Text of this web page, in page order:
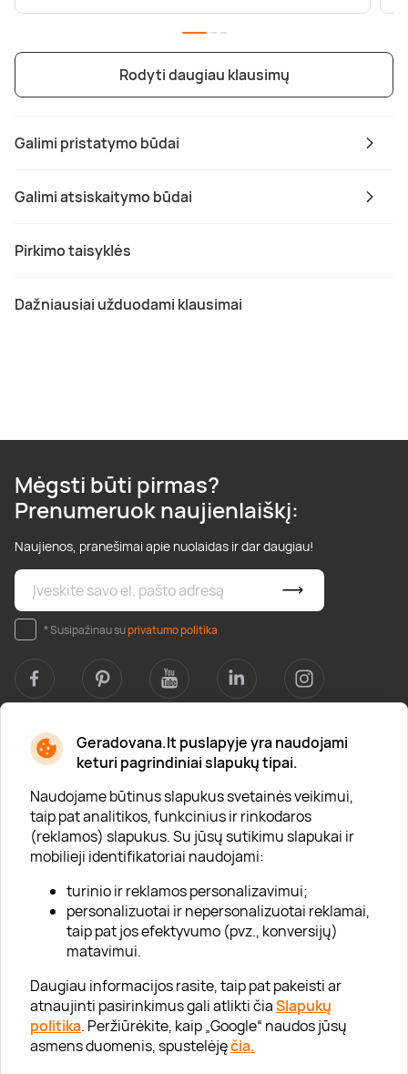
Geradovana.lt puslapyje yra naudojami
keturi pagrindiniai slapukų tipai.
Naudojame būtinus slapukus svetainės veikimui,
taip pat analitikos, funkcinius ir rinkodaros
(reklamos) slapukus. Su jūsų sutikimu slapukai ir
mobilieji identifikatoriai naudojami:
turinio ir reklamos personalizavimui;
personalizuotai ir nepersonalizuotai reklamai,
taip pat jos efektyvumo (pvz., konversijų)
matavimui.
Daugiau informacijos rasite, taip pat pakeisti ar
atnaujinti pasirinkimus gali atlikti čiaSlapukų
politika. Peržiūrėkite, kaip „Google“ naudos jūsų
asmens duomenis, spustelėjęčia.
Galimi pristatymo būdai
Galimi atsiskaitymo būdai
Pirkimo taisyklės
Dažniausiai užduodami klausimai
Rodyti daugiau klausimų
Mėgsti būti pirmas?
Prenumeruok naujienlaiškį:
Naujienos, pranešimai apie nuolaidas ir dar daugiau!
* Susipažinau suprivatumo politika
Apie mus
Apie „Gera Dovana“
Lojalumo klubas
Karjera
Visi partneriai
Kontaktai
Tinklaraštis
Informacija